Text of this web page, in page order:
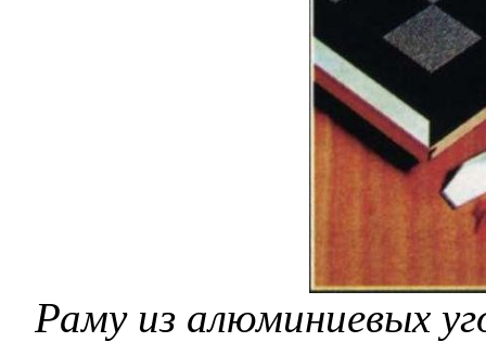
Раму из алюминиевых